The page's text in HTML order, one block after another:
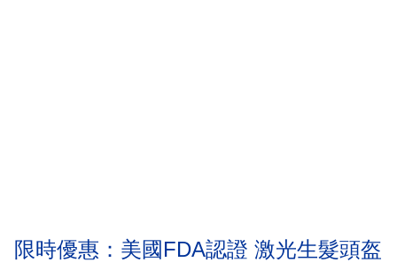
限時優惠：美國FDA認證 激光生髮頭盔